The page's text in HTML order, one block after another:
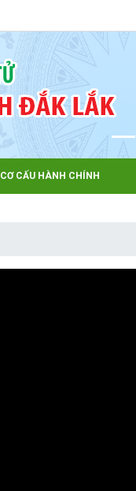
CƠ CẤU HÀNH CHÍNH